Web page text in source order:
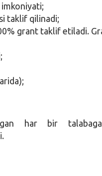
taklif qilinadi;
grant taklif etiladi.
har bir